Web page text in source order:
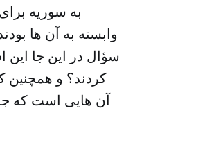
به سوریه
وابسته به آن ها
سؤال در این جا این
کردند؟ و همچنین
آن هایی است که